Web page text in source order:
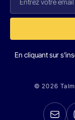
En cliquant sur
© 2026